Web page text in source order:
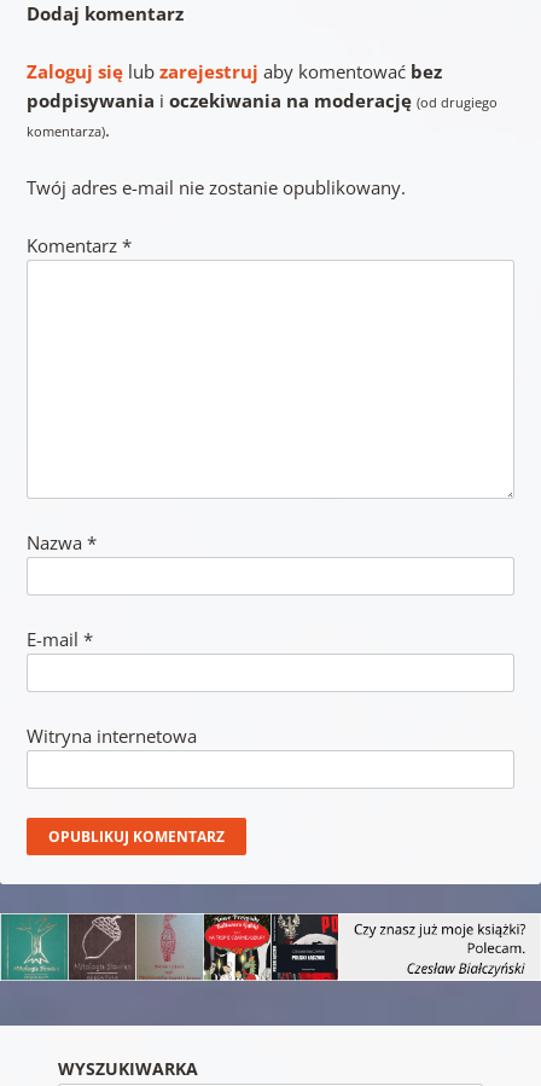
Dodaj komentarz
Zaloguj sięlub zarejestruj aby komentować bez
podpisywania i oczekiwania na moderację (od drugiego
komentarza).
Twój adres e-mail nie zostanie opublikowany.
Komentarz *
Nazwa *
E-mail *
Witryna internetowa
WYSZUKIWARKA